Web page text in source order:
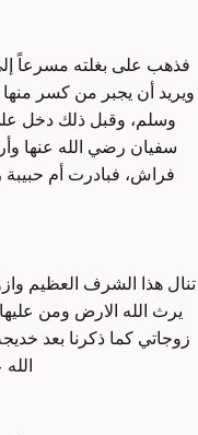
فذهب على بغلته مسرعاً إلى
ويريد أن يجبر من كسر
وسلم، وقبل ذلك دخل على
سفيان رضي الله عنها
فراش، فبادرت أم
تنال هذا الشرف العظيم
يرث الله الارض ومن
زوجاتي كما ذكرنا بعد